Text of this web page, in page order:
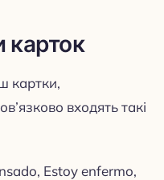
карток
картки,
входять такі
Estoy enfermo,